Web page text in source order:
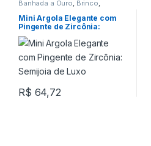
Banhada a Ouro, Brinco,
Mini Argola Elegante com
Pingente de Zircônia:
Semijoia de Luxo
R$ 64,72